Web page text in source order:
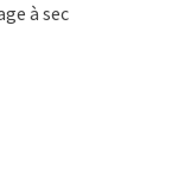
à sec